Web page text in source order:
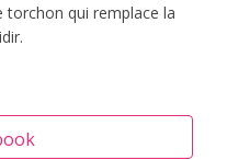
torchon qui remplace la